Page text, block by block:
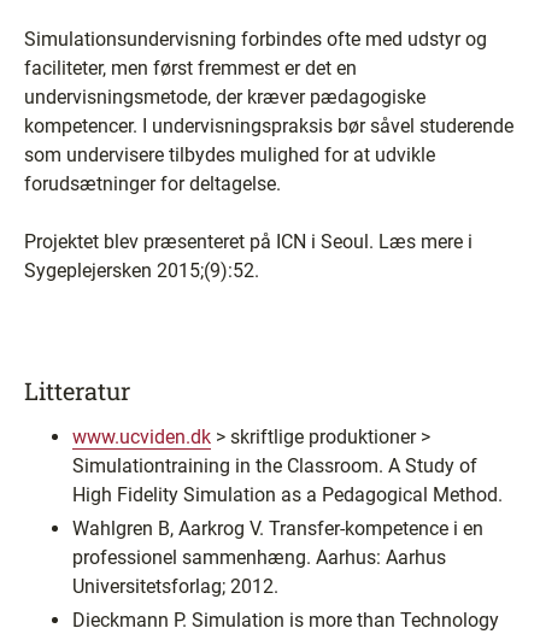
Simulationsundervisning forbindes ofte med udstyr og
faciliteter, men først fremmest er det en
undervisningsmetode, der kræver pædagogiske
kompetencer. I undervisningspraksis bør såvel studerende
som undervisere tilbydes mulighed for at udvikle
forudsætninger for deltagelse.
Projektet blev præsenteret på ICN i Seoul. Læs mere i
Sygeplejersken 2015;(9):52.
Litteratur
www.ucviden.dk > skriftlige produktioner >
Simulationtraining in the Classroom. A Study of
High Fidelity Simulation as a Pedagogical Method.
Wahlgren B, Aarkrog V. Transfer-kompetence i en
professionel sammenhæng. Aarhus: Aarhus
Universitetsforlag; 2012.
Dieckmann P. Simulation is more than Technology